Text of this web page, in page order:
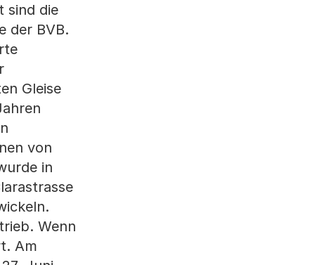
sind die
der BVB.
Gleise
von
in
Wenn
Am